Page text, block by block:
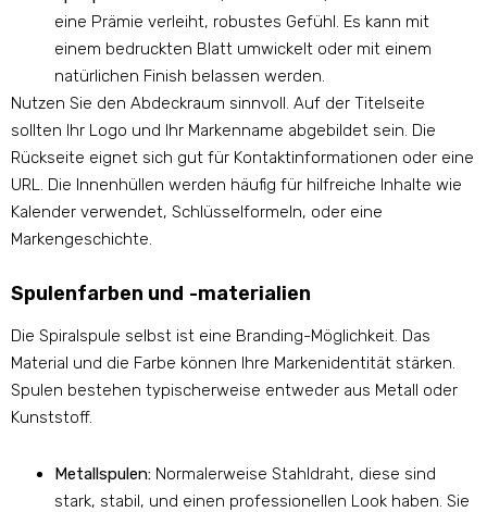
eine Prämie verleiht, robustes Gefühl. Es kann mit
einem bedruckten Blatt umwickelt oder mit einem
natürlichen Finish belassen werden.
Nutzen Sie den Abdeckraum sinnvoll. Auf der Titelseite
sollten Ihr Logo und Ihr Markenname abgebildet sein. Die
Rückseite eignet sich gut für Kontaktinformationen oder eine
URL. Die Innenhüllen werden häufig für hilfreiche Inhalte wie
Kalender verwendet, Schlüsselformeln, oder eine
Markengeschichte.
Spulenfarben und -materialien
Die Spiralspule selbst ist eine Branding-Möglichkeit. Das
Material und die Farbe können Ihre Markenidentität stärken.
Spulen bestehen typischerweise entweder aus Metall oder
Kunststoff.
Metallspulen: Normalerweise Stahldraht, diese sind
stark, stabil, und einen professionellen Look haben. Sie